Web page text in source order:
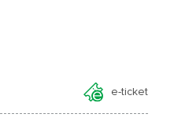
e-ticket